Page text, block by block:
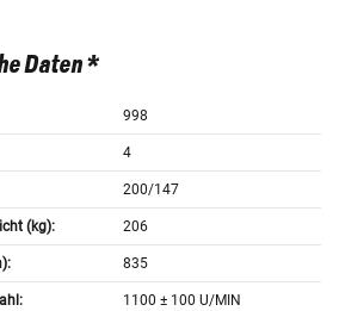
Daten *
998
4
200/147
(kg): 206
835
1100 ± 100 U/MIN